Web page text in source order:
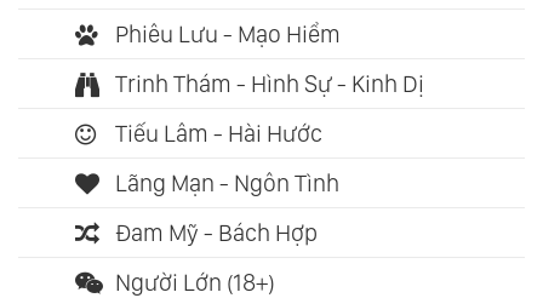
Phiêu Lưu - Mạo Hiểm
Trinh Thám - Hình Sự - Kinh Dị
Tiếu Lâm - Hài Hước
Lãng Mạn - Ngôn Tình
Đam Mỹ - Bách Hợp
Người Lớn (18+)